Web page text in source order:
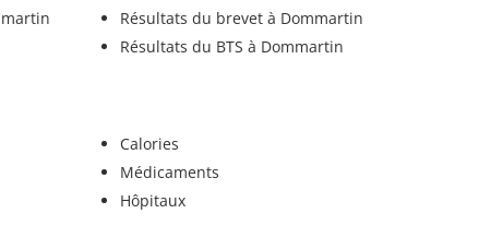
Résultats du brevet à Dommartin
Résultats du BTS à Dommartin
Calories
Médicaments
Hôpitaux